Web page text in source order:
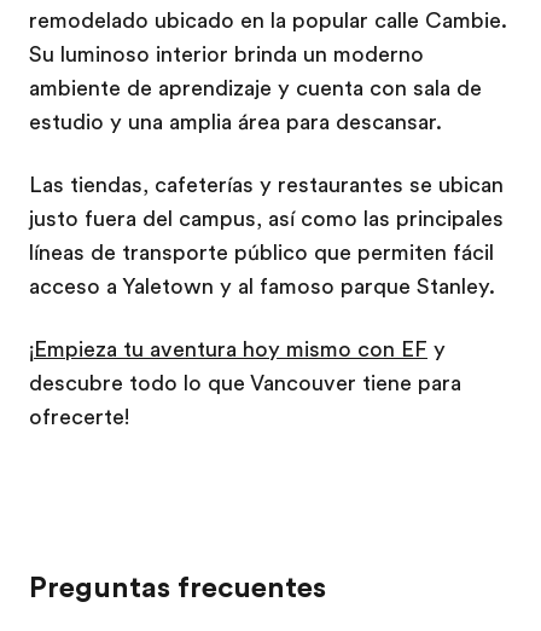
remodelado ubicado en la popular calle Cambie.
Su luminoso interior brinda un moderno
ambiente de aprendizaje y cuenta con sala de
estudio y una amplia área para descansar.
Las tiendas, cafeterías y restaurantes se ubican
justo fuera del campus, así como las principales
líneas de transporte público que permiten fácil
acceso a Yaletown y al famoso parque Stanley.
¡Empieza tu aventura hoy mismo con EF y
descubre todo lo que Vancouver tiene para
ofrecerte!
Preguntas frecuentes